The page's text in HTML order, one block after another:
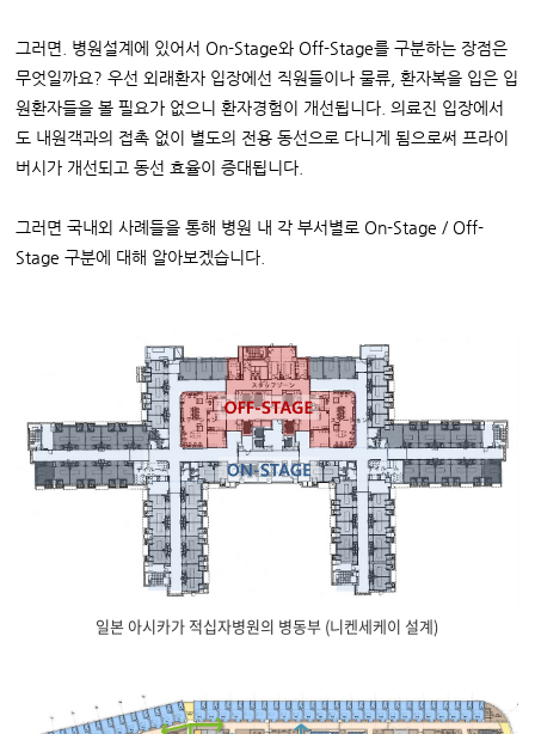
그러면. 병원설계에 있어서 On-Stage와 Off-Stage를 구분하는 장점은
무엇일까요? 우선 외래환자 입장에선 직원들이나 물류, 환자복을 입은 입
원환자들을 볼 필요가 없으니 환자경험이 개선됩니다. 의료진 입장에서
도 내원객과의 접촉 없이 별도의 전용 동선으로 다니게 됨으로써 프라이
버시가 개선되고 동선 효율이 증대됩니다.
그러면 국내외 사례들을 통해 병원 내 각 부서별로 On-Stage / Off-
Stage 구분에 대해 알아보겠습니다.
일본 아시카가 적십자병원의 병동부 (니켄세케이 설계)